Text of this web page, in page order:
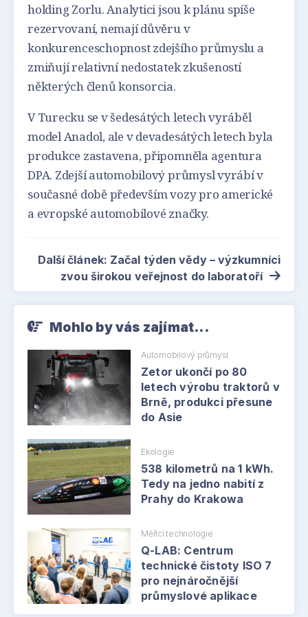
holding Zorlu. Analytici jsou k plánu spíše
rezervovaní, nemají důvěru v
konkurenceschopnost zdejšího průmyslu a
zmiňují relativní nedostatek zkušeností
některých členů konsorcia.
V Turecku se v šedesátých letech vyráběl
model Anadol, ale v devadesátých letech byla
produkce zastavena, připomněla agentura
DPA. Zdejší automobilový průmysl vyrábí v
současné době především vozy pro americké
a evropské automobilové značky.
Další článek: Začal týden vědy – výzkumníci
zvou širokou veřejnost do laboratoří
Mohlo by vás zajímat...
Automobilový průmysl
Zetor ukončí po 80
letech výrobu traktorů v
Brně, produkci přesune
do Asie
Ekologie
538 kilometrů na 1 kWh.
Tedy na jedno nabití z
Prahy do Krakowa
Měřicí technologie
Q-LAB: Centrum
technické čistoty ISO 7
pro nejnáročnější
průmyslové aplikace